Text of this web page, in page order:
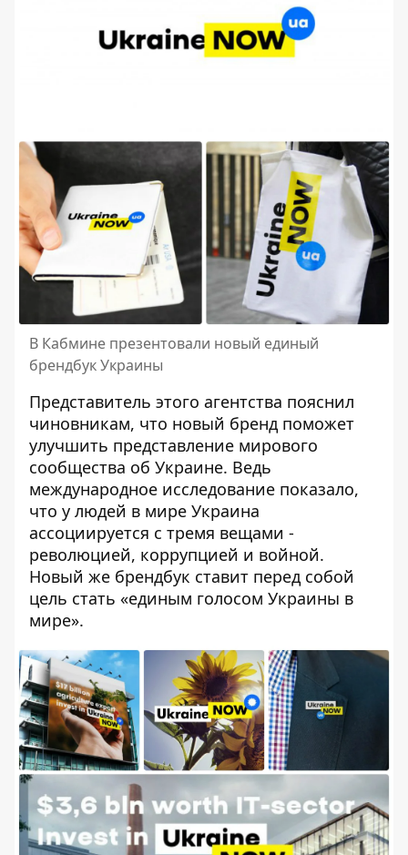
В Кабмине презентовали новый единый
брендбук Украины
Представитель этого агентства пояснил
чиновникам, что новый бренд поможет
улучшить представление мирового
сообщества об Украине. Ведь
международное исследование показало,
что у людей в мире Украина
ассоциируется с тремя вещами -
революцией, коррупцией и войной.
Новый же брендбук ставит перед собой
цель стать «единым голосом Украины в
мире».